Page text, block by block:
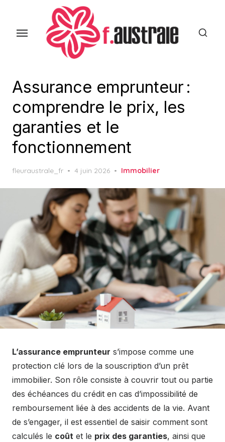
Assurance emprunteur :
comprendre le prix, les
garanties et le
fonctionnement
fleuraustrale_fr
Posted
4 juin 2026 Immobilier
L’assurance emprunteur s’impose comme une
protection clé lors de la souscription d’un prêt
immobilier. Son rôle consiste à couvrir tout ou partie
des échéances du crédit en cas d’impossibilité de
remboursement liée à des accidents de la vie. Avant
de s’engager, il est essentiel de saisir comment sont
calculés le coût et le prix des garanties, ainsi que